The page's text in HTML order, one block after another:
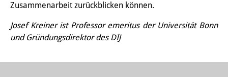
Zusammenarbeit zurückblicken können.
Josef Kreiner ist Professor emeritus der Universität Bonn
und Gründungsdirektor des DIJ